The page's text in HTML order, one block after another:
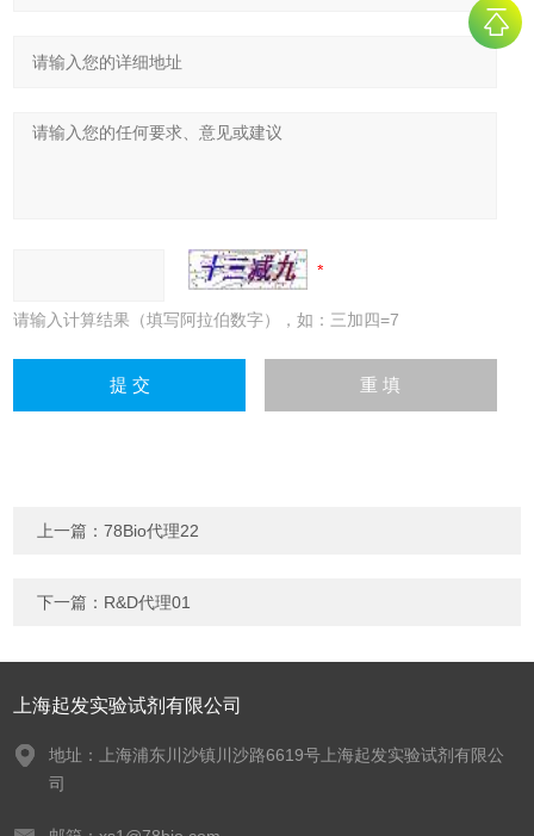
请输入计算结果（填写阿拉伯数字），如：三加四=7
上一篇：78Bio代理22
下一篇： R&D代理01
上海起发实验试剂有限公司
地址：上海浦东川沙镇川沙路6619号上海起发实验试剂有限公
司